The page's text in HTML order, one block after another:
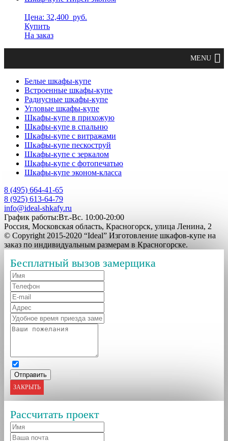
Цена: 32,400 руб.
Купить
На заказ
Белые шкафы-купе
Встроенные шкафы-купе
Радиусные шкафы-купе
Угловые шкафы-купе
Шкафы-купе в прихожую
Шкафы-купе в спальню
Шкафы-купе с витражами
Шкафы-купе пескоструй
Шкафы-купе с зеркалом
Шкафы-купе с фотопечатью
Шкафы-купе эконом-класса
8 (495) 664-41-65
8 (925) 613-64-79
info@ideal-shkafy.ru
График работы:Вт.-Вс. 10:00-20:00
Россия, Московская область, Красногорск, улица Ленина, 2
© Copyright 2015-2020 “Ideal” Изготовление шкафов-купе на
заказ по индивидуальным размерам в Красногорске.
Бесплатный вызов замерщика
ЗАКРЫТЬ
Рассчитать проект